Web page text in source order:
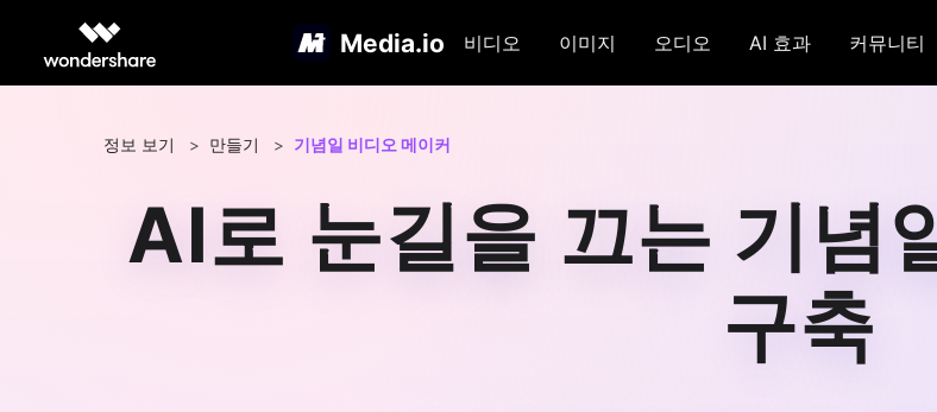
Media.io 비디오 이미지 오디오 AI 효과 커뮤니티
정보 보기 > 만들기 > 기념일 비디오 메이커
AI로 눈길을 끄는 기념
구축